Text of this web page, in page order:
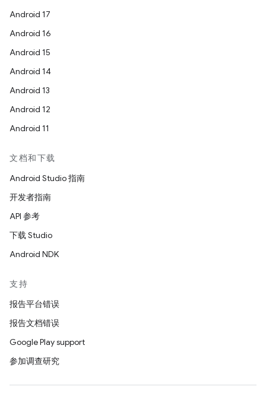
Android 17
Android 16
Android 15
Android 14
Android 13
Android 12
Android 11
文档和下载
Android Studio 指南
开发者指南
API 参考
下载 Studio
Android NDK
支持
报告平台错误
报告文档错误
Google Play support
参加调查研究